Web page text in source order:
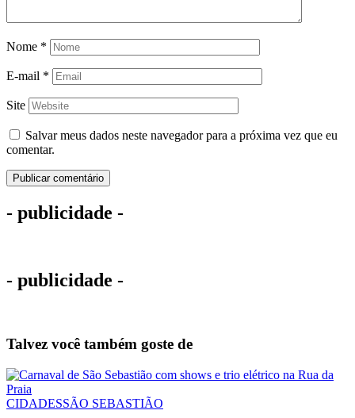
Nome *
E-mail *
Site
Salvar meus dados neste navegador para a próxima vez que eu
comentar.
- publicidade -
- publicidade -
Talvez você também goste de
CIDADESSÃO SEBASTIÃO